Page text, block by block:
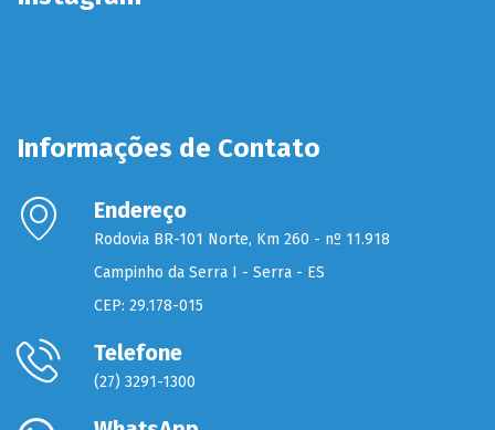
Informações de Contato
Endereço
Rodovia BR-101 Norte, Km 260 - nº 11.918
Campinho da Serra I - Serra - ES
CEP: 29.178-015
Telefone
(27) 3291-1300